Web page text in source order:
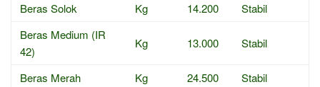
Beras Solok
Kg 14.200
Stabil
Beras Medium (IR
42)
Kg 13.000 Stabil
Beras Merah Kg 24.500
Stabil